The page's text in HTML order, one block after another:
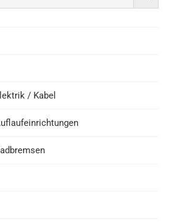
/ Kabel